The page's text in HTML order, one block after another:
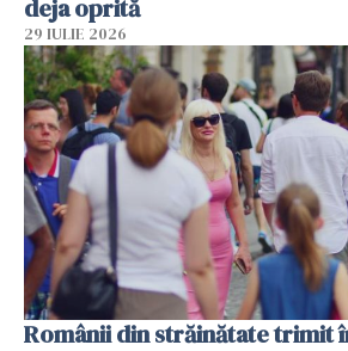
deja oprită
29 IULIE 2026
Românii din străinătate trimit